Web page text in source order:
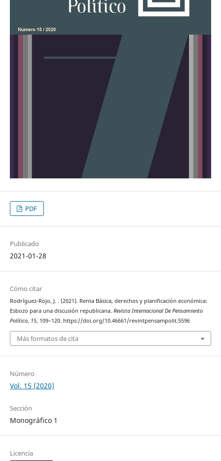
PDF
Publicado
2021-01-28
Cómo citar
Rodríguez-Rojo, J. . (2021). Renta Básica, derechos y planificación económica:
Esbozo para una discusión republicana. Revista Internacional De Pensamiento
Político, 15, 109–120. https://doi.org/10.46661/revintpensampolit.5596
Más formatos de cita
Número
Vol. 15 (2020)
Sección
Monográfico 1
Licencia